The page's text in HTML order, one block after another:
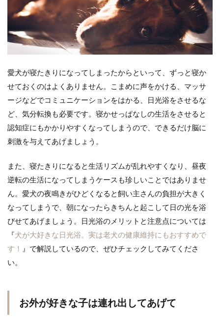
愛犬が寝たきりになってしまったからといって、ずっと寝か
せておくのはよくありません。こまめに声をかける、マッサ
ージなどでコミュニケーションをはかる、日光浴をさせるな
ど、気分転換も必要です。寝かせっぱなしの生活をさせると
認知症にもかかりやすくなってしまうので、できるだけ脳に
刺激を与えてあげましょう。
また、寝たきりになると生活リズムが乱れやすくなり、昼夜
逆転の生活になってしまうケースも珍しいことではありませ
ん。愛犬の夜鳴きがひどくなると飼い主さんの負担が大きく
なってしまうで、朝になったらきちんと起こして日の光を浴
びせてあげましょう。日光浴のメリットと注意点については
『犬が大好きな日光浴。実は老犬の健康維持にもおすすめで
す！ 』で解説しているので、ぜひチェックしてみてくださ
い。
お外が好きな子は連れ出してあげて